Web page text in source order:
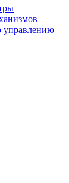
управлению